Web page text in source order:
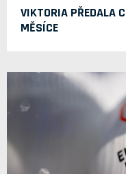
VIKTORIA PŘEDALA
MĚSÍCE